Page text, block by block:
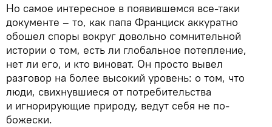
Но самое интересное в появившемся все-таки
документе – то, как папа Франциск аккуратно
обошел споры вокруг довольно сомнительной
истории о том, есть ли глобальное потепление,
нет ли его, и кто виноват. Он просто вывел
разговор на более высокий уровень: о том, что
люди, свихнувшиеся от потребительства
и игнорирующие природу, ведут себя не по-
божески.